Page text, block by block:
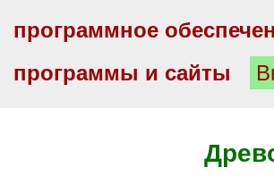
программное
программы и сайты